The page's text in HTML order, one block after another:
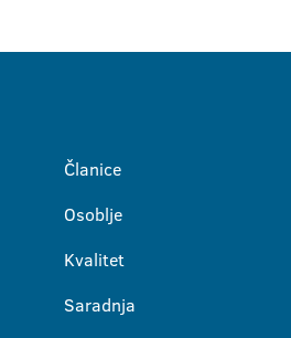
Članice
Osoblje
Kvalitet
Saradnja